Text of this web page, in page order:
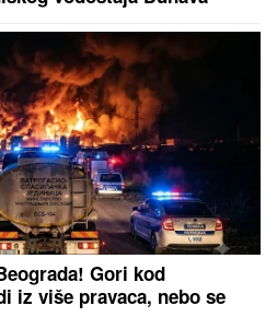
Oskara, oženio se i
šokirao svet priznajem da
moja porodica odabrati